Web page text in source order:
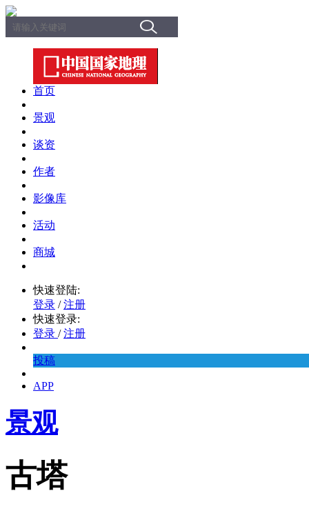
首页
景观
谈资
作者
影像库
活动
商城
快速登陆:
登录 / 注册
快速登录:
登录 / 注册
投稿
APP
景观
古塔